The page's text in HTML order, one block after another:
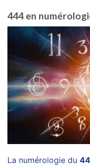
444 en
La numérologie du